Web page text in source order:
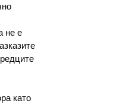
не е
като